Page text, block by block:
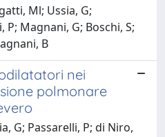
Ml; Ussia, G;
P; Magnani, G; Boschi, S;
B
nei
polmonare
G; Passarelli, P; di Niro,